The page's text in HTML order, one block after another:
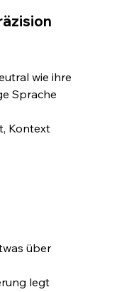
wie ihre
Sprache
Kontext
über
legt